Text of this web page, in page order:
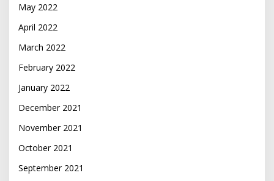
May 2022
April 2022
March 2022
February 2022
January 2022
December 2021
November 2021
October 2021
September 2021